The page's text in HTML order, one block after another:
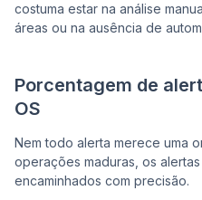
costuma estar na análise
áreas ou na ausência de
Porcentagem de
OS
Nem todo alerta merece uma
operações maduras, os
encaminhados com precisão.